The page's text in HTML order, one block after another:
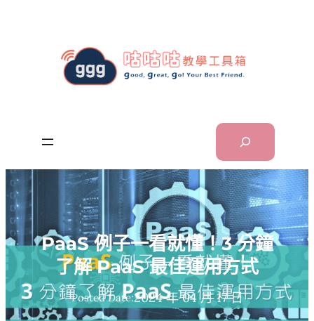
Search
PaaS 例子一看就懂！3 分鐘
了解 PaaS 最佳運用方式
Posted Date:2024 年 04 月 17 日